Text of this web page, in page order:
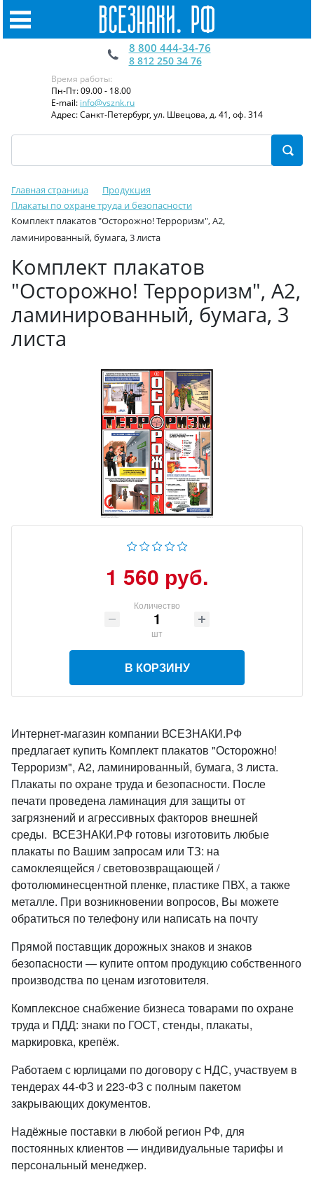
8 800 444-34-76
8 812 250 34 76
Время работы:
Пн-Пт: 09.00 - 18.00
E-mail: info@vsznk.ru
Адрес: Санкт-Петербург, ул. Швецова, д. 41, оф. 314
Главная страница
Продукция
Плакаты по охране труда и безопасности
Комплект плакатов "Осторожно! Терроризм", A2,
ламинированный, бумага, 3 листа
Комплект плакатов
"Осторожно! Терроризм", A2,
ламинированный, бумага, 3
листа
1 560 руб.
Количество
шт
В КОРЗИНУ
Интернет-магазин компании ВСЕЗНАКИ.РФ
предлагает купить Комплект плакатов "Осторожно!
Терроризм", A2, ламинированный, бумага, 3 листа.
Плакаты по охране труда и безопасности. После
печати проведена ламинация для защиты от
загрязнений и агрессивных факторов внешней
среды. ВСЕЗНАКИ.РФ готовы изготовить любые
плакаты по Вашим запросам или ТЗ: на
самоклеящейся / световозвращающей /
фотолюминесцентной пленке, пластике ПВХ, а также
металле. При возникновении вопросов, Вы можете
обратиться по телефону или написать на почту
Прямой поставщик дорожных знаков и знаков
безопасности — купите оптом продукцию собственного
производства по ценам изготовителя.
Комплексное снабжение бизнеса товарами по охране
труда и ПДД: знаки по ГОСТ, стенды, плакаты,
маркировка, крепёж.
Работаем с юрлицами по договору с НДС, участвуем в
тендерах 44-ФЗ и 223-ФЗ с полным пакетом
закрывающих документов.
Надёжные поставки в любой регион РФ, для
постоянных клиентов — индивидуальные тарифы и
персональный менеджер.